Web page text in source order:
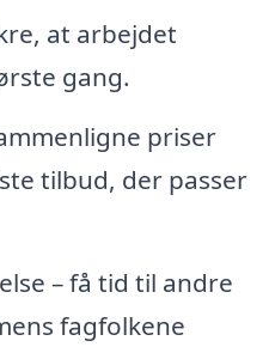
at arbejdet
gang.
priser
tilbud, der passer
– få tid til andre
fagfolkene